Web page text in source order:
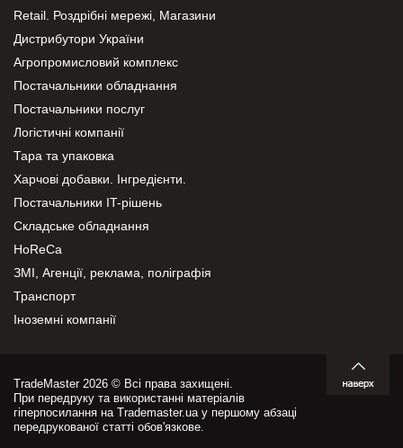
Retail. Роздрібні мережі, Магазини
Дистрибутори України
Агропромисловий комплекс
Постачальники обладнання
Постачальники послуг
Логістичні компанії
Тара та упаковка
Харчові добавки. Інгредієнти.
Постачальники IT-рішень
Складське обладнання
HoReCa
ЗМІ, Агенції, реклама, поліграфія
Транспорт
Іноземні компанії
TradeMaster 2026 © Всі права захищені.
При передруку та використанні матеріалів
гіперпосилання на Trademaster.ua у першому абзаці
передрукованої статті обов'язкове.